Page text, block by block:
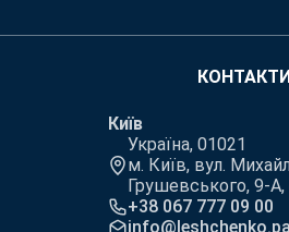
КОНТАКТИ
Київ
Україна, 01021
м. Київ, вул.
Грушевського, 9-
+38 067 777 09 00